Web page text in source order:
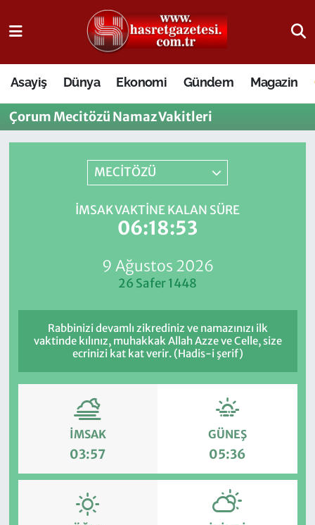
Asayiş Dünya Ekonomi Gündem Magazin
Çorum Mecitözü Namaz Vakitleri
MECİTÖZÜ
İMSAK VAKTINE KALAN SÜRE
06:18:53
9 Ağustos 2026
26 Safer 1448
Rabbinizi devamlı zikrediniz ve namazınızı ilk
vaktinde kılınız, muhakkak Allah Azze ve Celle, size
ecrinizi kat kat verir. (Hadis-i şerif)
İMSAK
03:57
GÜNEŞ
05:36
Osmaniye Nöbetçi Eczaneler
Osmaniye Hava Durumu
Osmaniye Trafik Yoğunluk Haritası
Süper Lig Puan Durumu ve Fikstür
Son Dakika Haberleri
Haber Arşivi